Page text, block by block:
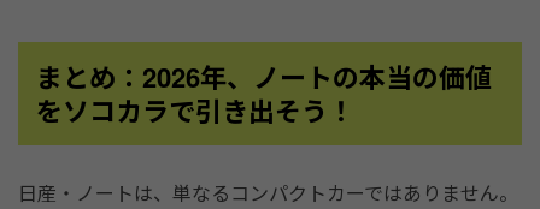
まとめ：2026年、ノートの本当の価値
をソコカラで引き出そう！
日産・ノートは、単なるコンパクトカーではありません。